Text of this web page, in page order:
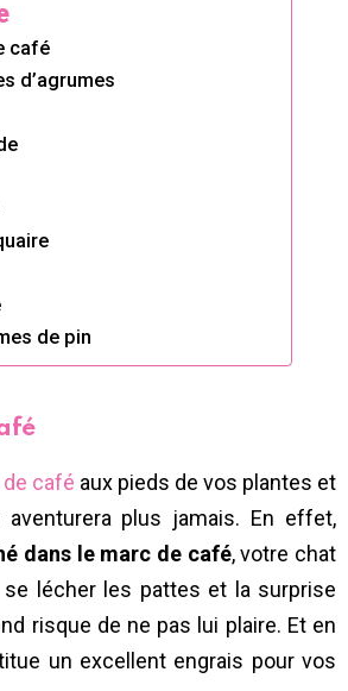
café
d’agrumes
de pin
café aux pieds de vos plantes et
plus jamais. En effet,
dans le marc de café, votre chat
lécher les pattes et la surprise
risque de ne pas lui plaire. Et en
un excellent engrais pour vos